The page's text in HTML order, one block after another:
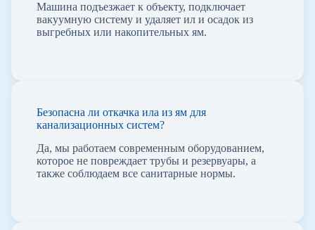
Машина подъезжает к объекту, подключает
вакуумную систему и удаляет ил и осадок из
выгребных или накопительных ям.
Безопасна ли откачка ила из ям для
канализационных систем?
Да, мы работаем современным оборудованием,
которое не повреждает трубы и резервуары, а
также соблюдаем все санитарные нормы.